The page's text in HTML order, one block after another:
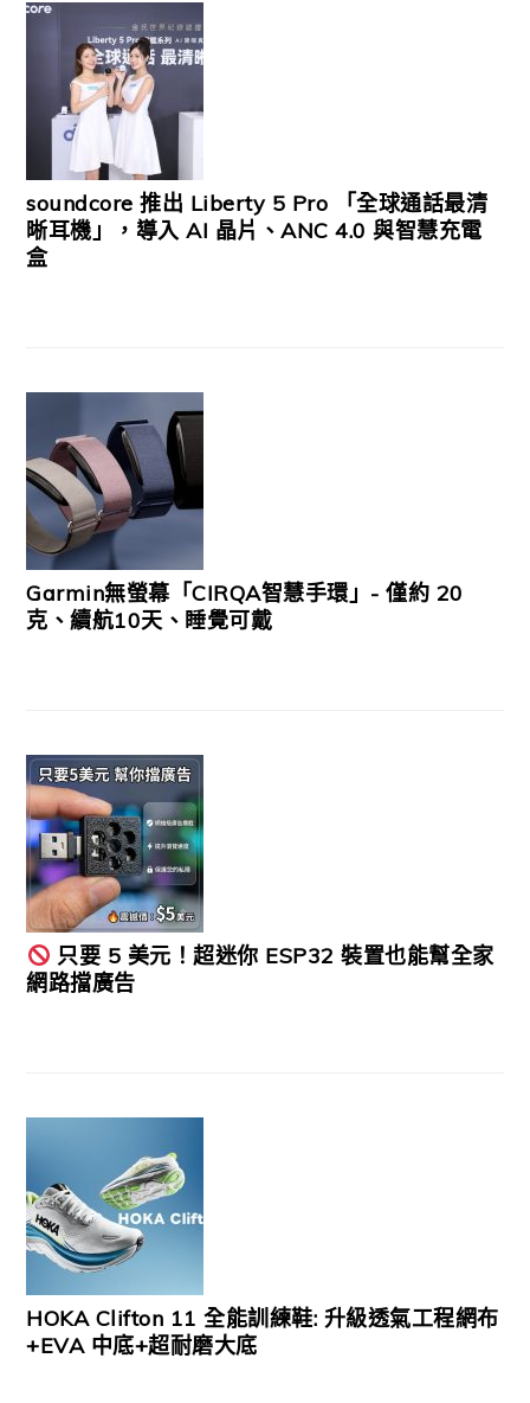
soundcore 推出 Liberty 5 Pro 「全球通話最清
晰耳機」，導入 AI 晶片、ANC 4.0 與智慧充電
盒
Garmin無螢幕「CIRQA智慧手環」- 僅約 20
克、續航10天、睡覺可戴
只要 5 美元！超迷你 ESP32 裝置也能幫全家
網路擋廣告
HOKA Clifton 11 全能訓練鞋: 升級透氣工程網布
+EVA 中底+超耐磨大底